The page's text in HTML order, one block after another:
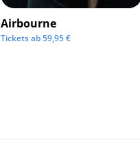
Airbourne
Tickets ab59,95€